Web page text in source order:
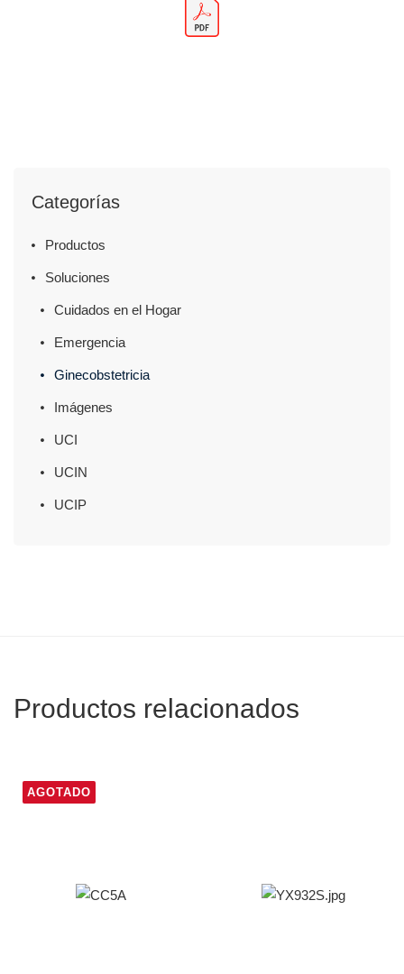
Categorías
Productos
Soluciones
Cuidados en el Hogar
Emergencia
Ginecobstetricia
Imágenes
UCI
UCIN
UCIP
Productos relacionados
AGOTADO